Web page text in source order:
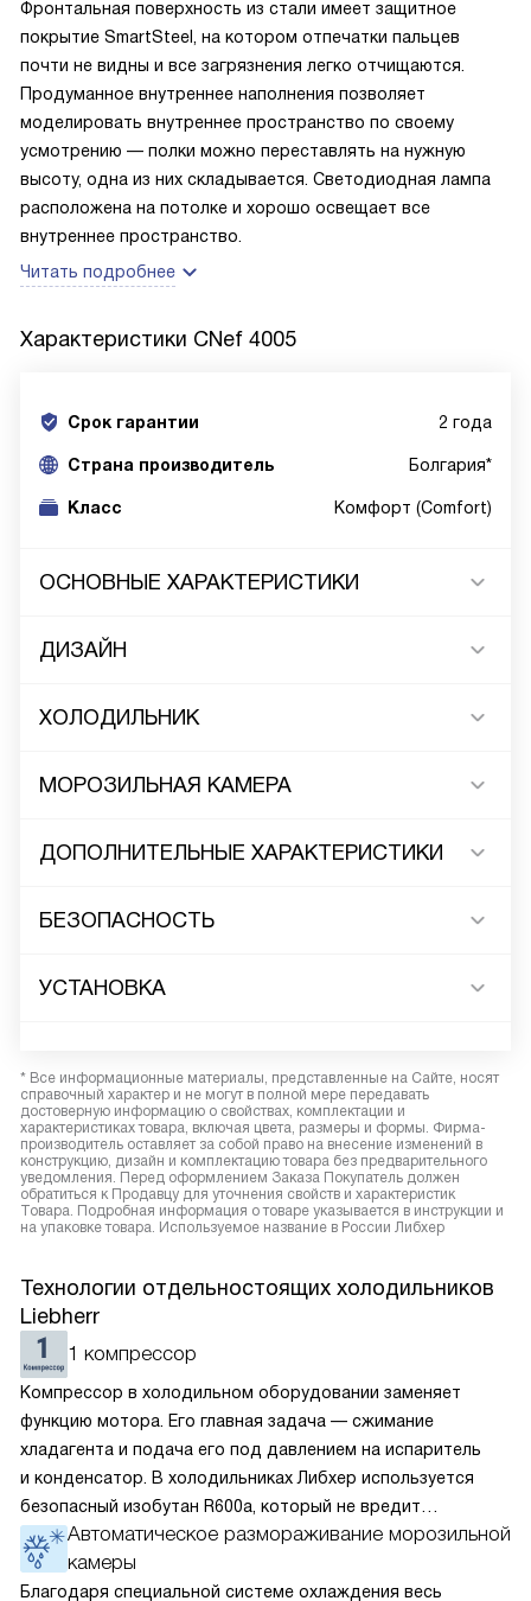
Фронтальная поверхность из стали имеет защитное
покрытие SmartSteel, на котором отпечатки пальцев
почти не видны и все загрязнения легко отчищаются.
Продуманное внутреннее наполнения позволяет
моделировать внутреннее пространство по своему
усмотрению — полки можно переставлять на нужную
высоту, одна из них складывается. Светодиодная лампа
расположена на потолке и хорошо освещает все
внутреннее пространство.
Читать подробнее
Характеристики CNef 4005
Срок гарантии 2 года
Cтрана производитель Болгария*
Класс Комфорт (Comfort)
ОСНОВНЫЕ ХАРАКТЕРИСТИКИ
ДИЗАЙН
ХОЛОДИЛЬНИК
МОРОЗИЛЬНАЯ КАМЕРА
ДОПОЛНИТЕЛЬНЫЕ ХАРАКТЕРИСТИКИ
БЕЗОПАСНОСТЬ
УСТАНОВКА
* Все информационные материалы, представленные на Сайте, носят
справочный характер и не могут в полной мере передавать
достоверную информацию о свойствах, комплектации и
характеристиках товара, включая цвета, размеры и формы. Фирма-
производитель оставляет за собой право на внесение изменений в
конструкцию, дизайн и комплектацию товара без предварительного
уведомления. Перед оформлением Заказа Покупатель должен
обратиться к Продавцу для уточнения свойств и характеристик
Товара. Подробная информация о товаре указывается в инструкции и
на упаковке товара. Используемое название в России Либхер
Технологии отдельностоящих холодильников
Liebherr
1 компрессор
Компрессор в холодильном оборудовании заменяет
функцию мотора. Его главная задача — сжимание
хладагента и подача его под давлением на испаритель
и конденсатор. В холодильниках Либхер используется
безопасный изобутан R600a, который не вредит
окружающей среде. Компрессор перегоняет его
по охладительному контуру по принципу насоса. Чем
лучше работает «мотор» прибора, тем качественнее
Автоматическое размораживание морозильной
камеры
Благодаря специальной системе охлаждения весь